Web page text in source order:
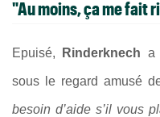
"Au moins, ça me fait
Epuisé, Rinderknech a
sous le regard amusé
besoin d’aide s’il vous